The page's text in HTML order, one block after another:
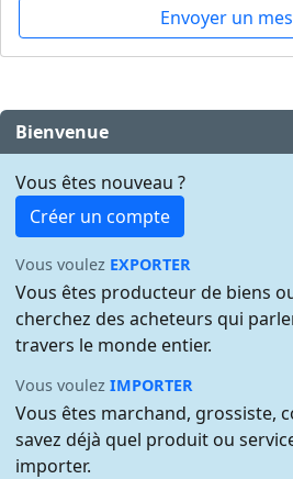
Envoyer un
Bienvenue
Vous êtes nouveau ?
Créer un compte
Vous voulez EXPORTER
Vous êtes producteur de biens
cherchez des acheteurs qui
travers le monde entier.
Vous voulezIMPORTER
Vous êtes marchand, grossiste,
savez déjà quel produit ou
importer.